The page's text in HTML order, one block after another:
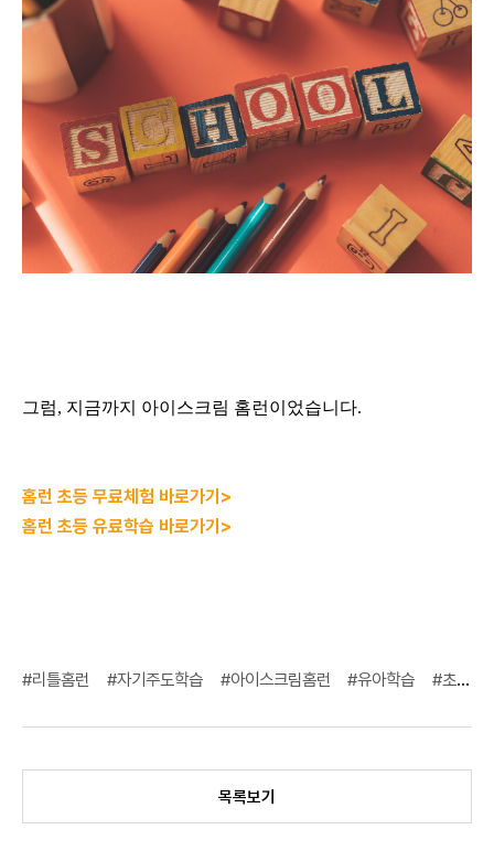
그럼, 지금까지 아이스크림 홈런이었습니다.
홈런 초등 무료체험 바로가기>
홈런 초등 유료학습 바로가기>
#리틀홈런 #자기주도학습 #아이스크림홈런 #유아학습 #초등준비
목록보기